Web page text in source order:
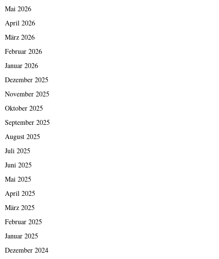
Mai 2026
April 2026
März 2026
Februar 2026
Januar 2026
Dezember 2025
November 2025
Oktober 2025
September 2025
August 2025
Juli 2025
Juni 2025
Mai 2025
April 2025
März 2025
Februar 2025
Januar 2025
Dezember 2024